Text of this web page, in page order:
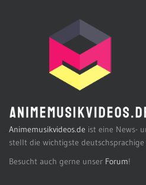
Animemusikvideos.de ist eine News-
stellt die wichtigste
Besucht auch gerne unser Forum!